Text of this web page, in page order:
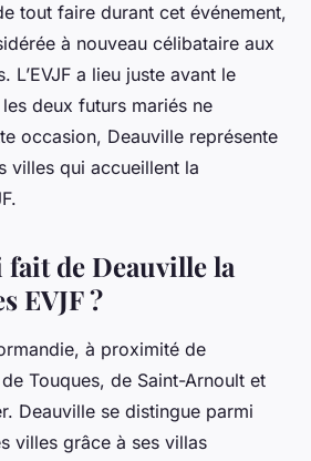
tout faire durant cet événement,
à nouveau célibataire aux
L’EVJF a lieu juste avant le
deux futurs mariés ne
occasion, Deauville représente
villes qui accueillent la
fait de Deauville la
EVJF ?
à proximité de
Touques, de Saint-Arnoult et
Deauville se distingue parmi
villes grâce à ses villas